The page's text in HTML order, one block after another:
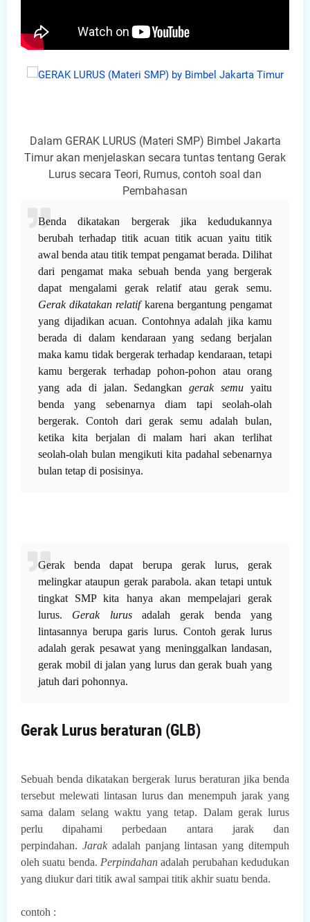
Dalam GERAK LURUS (Materi SMP) Bimbel Jakarta
Timur akan menjelaskan secara tuntas tentang Gerak
Lurus secara Teori, Rumus, contoh soal dan
Pembahasan
Benda dikatakan bergerak jika kedudukannya
berubah terhadap titik acuan titik acuan yaitu titik
awal benda atau titik tempat pengamat berada. Dilihat
dari pengamat maka sebuah benda yang bergerak
dapat mengalami gerak relatif atau gerak semu.
Gerak dikatakan relatifkarena bergantung pengamat
yang dijadikan acuan. Contohnya adalah jika kamu
berada di dalam kendaraan yang sedang berjalan
maka kamu tidak bergerak terhadap kendaraan, tetapi
kamu bergerak terhadap pohon-pohon atau orang
yang ada di jalan. Sedangkangerak semu yaitu
benda yang sebenarnya diam tapi seolah-olah
bergerak. Contoh dari gerak semu adalah bulan,
ketika kita berjalan di malam hari akan terlihat
seolah-olah bulan mengikuti kita padahal sebenarnya
bulan tetap di posisinya.
Gerak benda dapat berupa gerak lurus, gerak
melingkar ataupun gerak parabola. akan tetapi untuk
tingkat SMP kita hanya akan mempelajari gerak
lurus. Gerak lurusadalah gerak benda yang
lintasannya berupa garis lurus. Contoh gerak lurus
adalah gerak pesawat yang meninggalkan landasan,
gerak mobil di jalan yang lurus dan gerak buah yang
jatuh dari pohonnya.
Gerak Lurus beraturan (GLB)
Sebuah benda dikatakan bergerak lurus beraturan jika benda
tersebut melewati lintasan lurus dan menempuh jarak yang
sama dalam selang waktu yang tetap. Dalam gerak lurus
perlu dipahami perbedaan antara jarak dan
perpindahan. Jarak adalah panjang lintasan yang ditempuh
oleh suatu benda. Perpindahan adalah perubahan kedudukan
yang diukur dari titik awal sampai titik akhir suatu benda.
contoh :